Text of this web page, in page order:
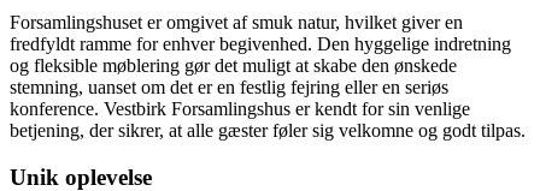
Forsamlingshuset er omgivet af smuk natur, hvilket giver en
fredfyldt ramme for enhver begivenhed. Den hyggelige indretning
og fleksible møblering gør det muligt at skabe den ønskede
stemning, uanset om det er en festlig fejring eller en seriøs
konference. Vestbirk Forsamlingshus er kendt for sin venlige
betjening, der sikrer, at alle gæster føler sig velkomne og godt tilpas.
Unik oplevelse